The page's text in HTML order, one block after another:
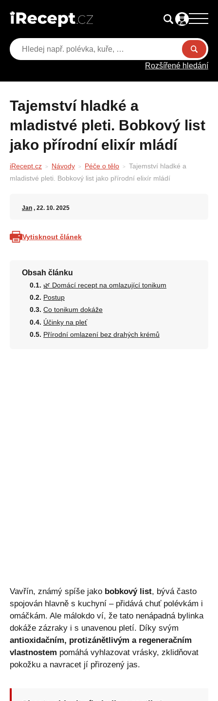
Rozšířené hledání
Tajemství hladké a
mladistvé pleti. Bobkový list
jako přírodní elixír mládí
iRecept.cz Návody Péče o tělo
Tajemství hladké a
mladistvé pleti. Bobkový list jako přírodní elixír mládí
Jan , 22. 10. 2025
Vytisknout článek
Obsah článku
🌿 Domácí recept na omlazující tonikum
Postup
Co tonikum dokáže
Účinky na pleť
Přírodní omlazení bez drahých krémů
Vavřín, známý spíše jako bobkový list, bývá často
spojován hlavně s kuchyní – přidává chuť polévkám i
omáčkám. Ale málokdo ví, že tato nenápadná bylinka
dokáže zázraky i s unavenou pletí. Díky svým
antioxidačním, protizánětlivým a regeneračním
vlastnostem pomáhá vyhlazovat vrásky, zklidňovat
pokožku a navracet jí přirozený jas.